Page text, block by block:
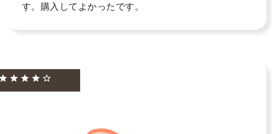
す。購入してよかったです。